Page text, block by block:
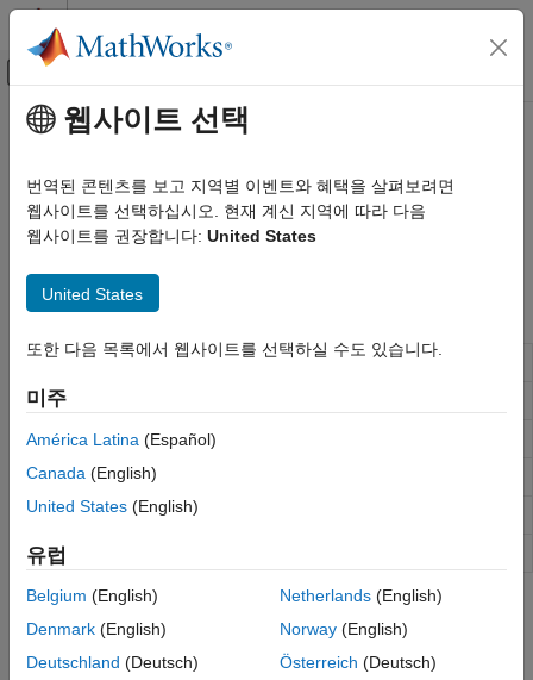
콘텐츠로 바로 가기
오프캔버스 탐색 메뉴 토글
문서 홈
그래픽스
그래픽스 객체
그래픽스 객체 속성
대화형 방식 컨트롤과 콜백
chart 클래스 개발하기
주요 콘텐츠
대화형 방식 컨트롤과 콜백
마우스 클릭 등의 사용자 동작에 반응하는 프로그램 작성
콜백 함수를 작성하고 상황별 메뉴와 기타 대화형 요소를 차트에
함수
uicontextmenu Create context menu component
uimenu
dragrect 마우스를 사용하여 사각형을 드래그
rbbox
refresh 현재 Figure 다시 그리기
shg
도움말 항목
그래픽스 객체에 대한 콜백 만들기
웹사이트 선택
번역된 콘텐츠를 보고 지역별 이벤트와 혜택을 살펴보려면
웹사이트를 선택하십시오. 현재 계신 지역에 따라 다음
웹사이트를 권장합니다: United States
United States
또한 다음 목록에서 웹사이트를 선택하실 수도 있습니다.
미주
América Latina (Español)
Canada (English)
United States (English)
유럽
Belgium (English)
Denmark (English)
Deutschland (Deutsch)
Netherlands(English)
Norway(English)
Österreich (Deutsch)